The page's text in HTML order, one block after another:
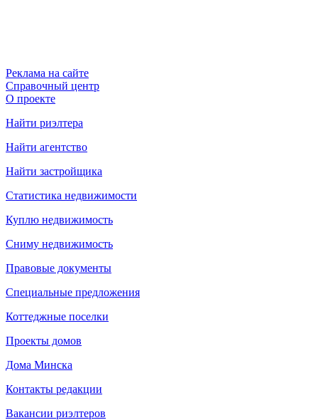
Реклама на сайте
Справочный центр
О проекте
Найти риэлтера
Найти агентство
Найти застройщика
Статистика недвижимости
Куплю недвижимость
Сниму недвижимость
Правовые документы
Специальные предложения
Коттеджные поселки
Проекты домов
Дома Минска
Контакты редакции
Вакансии риэлтеров